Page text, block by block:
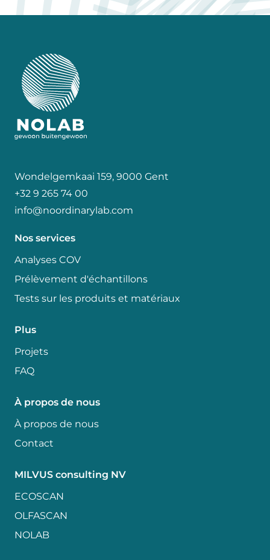
Wondelgemkaai 159, 9000 Gent
+32 9 265 74 00
info@noordinarylab.com
Nos services
Analyses COV
Prélèvement d'échantillons
Tests sur les produits et matériaux
Plus
Projets
FAQ
À propos de nous
À propos de nous
Contact
MILVUS consulting NV
ECOSCAN
OLFASCAN
NOLAB